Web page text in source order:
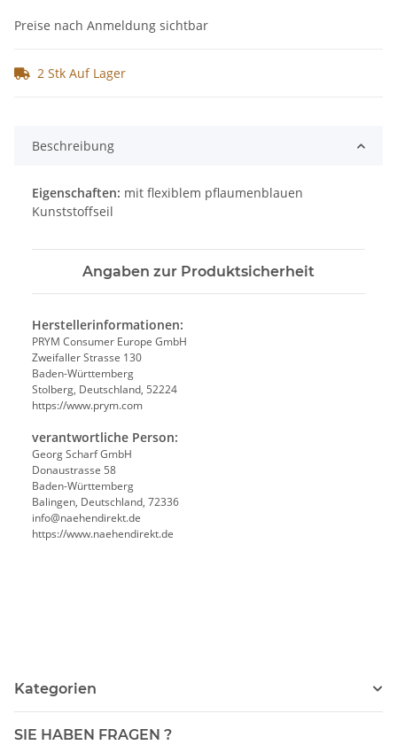
Preise nach Anmeldung sichtbar
2 Stk Auf Lager
Beschreibung
Eigenschaften: mit flexiblem pflaumenblauen
Kunststoffseil
Angaben zur Produktsicherheit
Herstellerinformationen:
PRYM Consumer Europe GmbH
Zweifaller Strasse 130
Baden-Württemberg
Stolberg, Deutschland, 52224
https://www.prym.com
verantwortliche Person:
Georg Scharf GmbH
Donaustrasse 58
Baden-Württemberg
Balingen, Deutschland, 72336
info@naehendirekt.de
https://www.naehendirekt.de
Kategorien
SIE HABEN FRAGEN ?